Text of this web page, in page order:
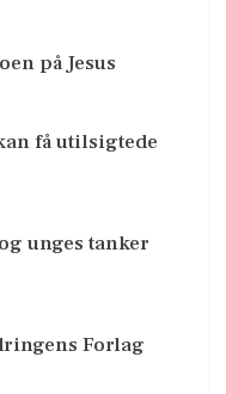
på Jesus
få utilsigtede
unges tanker
Forlag